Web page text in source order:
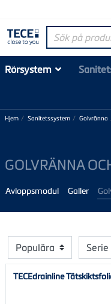
Sök på
Rörsystem
Hjem Sanitetssystem Golvränna
GOLVRÄNNA
Avloppsmodul Galler
Populära Serie
TECEdrainline